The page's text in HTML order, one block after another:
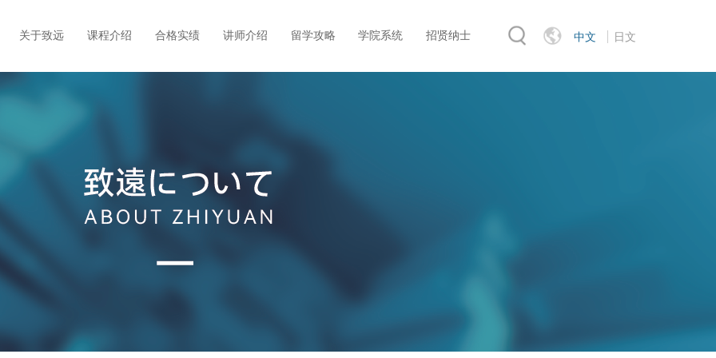
关于致远 课程介绍 合格实绩 讲师介绍 留学攻略 学院系统 招贤纳士 中文 日文